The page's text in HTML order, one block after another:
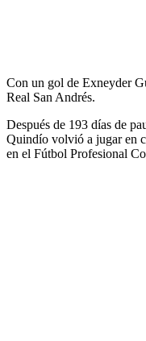
Con un gol de Exneyder
Real San Andrés.
Después de 193 días de
Quindío volvió a jugar en
en el Fútbol Profesional